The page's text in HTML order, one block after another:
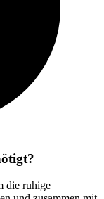
die ruhige